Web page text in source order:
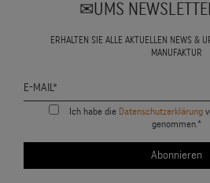
UMS
ERHALTEN SIE ALLE AKTUELLEN NEWS &
MANUFAKTUR
Ich habe die Datenschutzerklärung
genommen.*